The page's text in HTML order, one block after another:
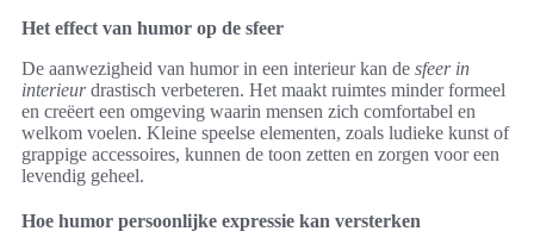
Het effect van humor op de sfeer
De aanwezigheid van humor in een interieur kan de sfeer in
interieurdrastisch verbeteren. Het maakt ruimtes minder formeel
en creëert een omgeving waarin mensen zich comfortabel en
welkom voelen. Kleine speelse elementen, zoals ludieke kunst of
grappige accessoires, kunnen de toon zetten en zorgen voor een
levendig geheel.
Hoe humor persoonlijke expressie kan versterken